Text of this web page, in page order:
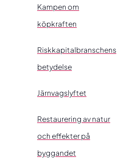
Kampen om
köpkraften
Riskkapitalbranschens
betydelse
Järnvagslyftet
Restaurering av natur
och effekter på
byggandet